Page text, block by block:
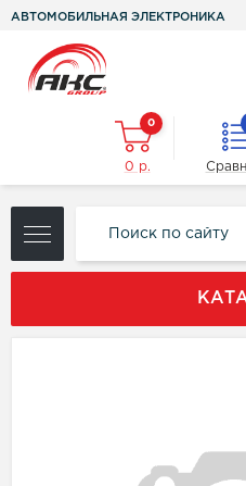
АВТОМОБИЛЬНАЯ ЭЛЕКТРОНИКА
0
0 р.